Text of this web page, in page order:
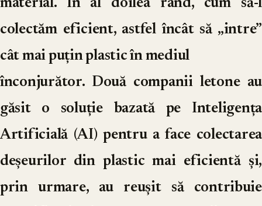
material. În al doilea rând, cum să-l
colectăm eficient, astfel încât să „intre”
cât mai puțin plastic în mediul
înconjurător. Două companii letone au
găsit o soluție bazată pe Inteligența
Artificială (AI) pentru a face colectarea
deșeurilor din plastic mai eficientă și,
prin urmare, au reușit să contribuie